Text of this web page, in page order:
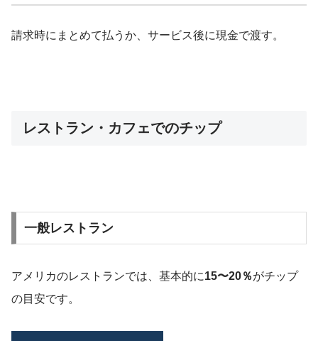
請求時にまとめて払うか、サービス後に現金で渡す。
レストラン・カフェでのチップ
一般レストラン
アメリカのレストランでは、基本的に15〜20％がチップ
の目安です。